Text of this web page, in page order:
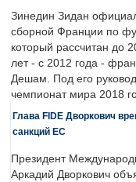
Зинедин Зидан
сборной Франции по
который рассчитан до
лет - с 2012 года -
Дешам. Под его
чемпионат мира 2018
Глава FIDE Дворкович
санкций ЕС
Президент
Аркадий Дворкович